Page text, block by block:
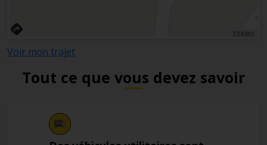
Voir mon trajet
Tout ce que vous devez savoir